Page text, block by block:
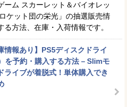
ーム スカーレット＆バイオレッ
ケット団の栄光」の抽選販売情
る方法、在庫・入荷情報です。
情報あり】PS5ディスクドライ
を予約・購入する方法 – Slimモ
ライブが着脱式！単体購入でき